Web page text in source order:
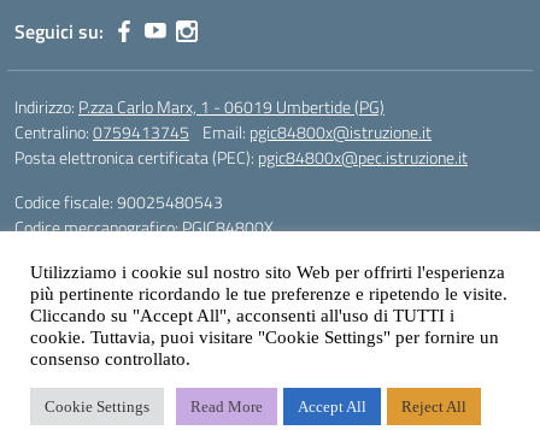
Seguici su:
Indirizzo: P.zza Carlo Marx, 1 - 06019 Umbertide (PG)
Centralino:0759413745 Email: pgic84800x@istruzione.it
Posta elettronica certificata (PEC): pgic84800x@pec.istruzione.it
Codice fiscale: 90025480543
Codice meccanografico:PGIC84800X
Gestione sito web: prof. Paolo Chitarrai
Utilizziamo i cookie sul nostro sito Web per offrirti l'esperienza
più pertinente ricordando le tue preferenze e ripetendo le visite.
Cliccando su "Accept All", acconsenti all'uso di TUTTI i
cookie. Tuttavia, puoi visitare "Cookie Settings" per fornire un
consenso controllato.
Cookie Settings Read More Accept All Reject All